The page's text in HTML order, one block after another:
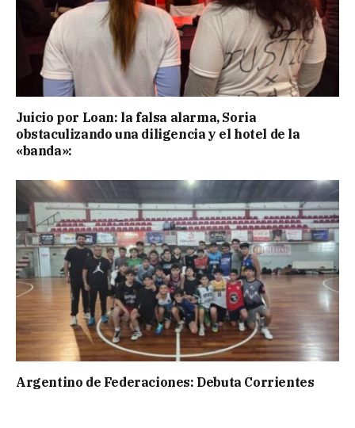
Juicio por Loan: la falsa alarma, Soria
obstaculizando una diligencia y el hotel de la
«banda»:
Argentino de Federaciones: Debuta Corrientes